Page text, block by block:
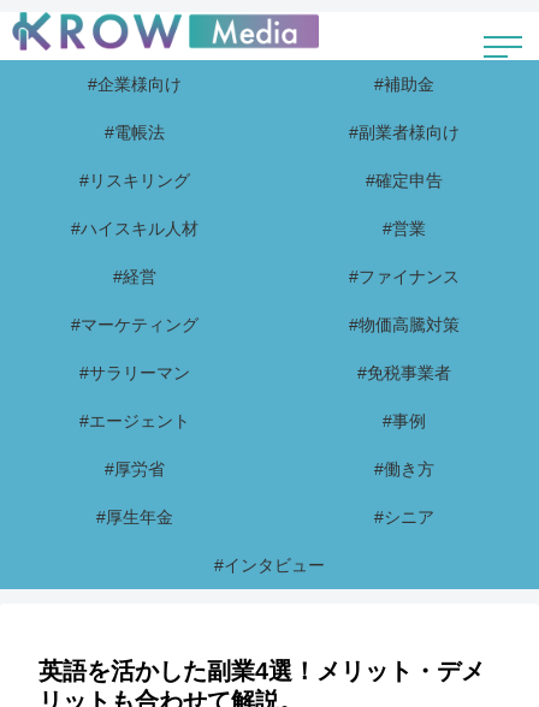
#企業様向け #補助金
#電帳法 #副業者様向け
#リスキリング #確定申告
#ハイスキル人材 #営業
#経営 #ファイナンス
#マーケティング #物価高騰対策
#サラリーマン #免税事業者
#エージェント #事例
#厚労省 #働き方
#厚生年金 #シニア
#インタビュー
英語を活かした副業4選！メリット・デメ
リットも合わせて解説。